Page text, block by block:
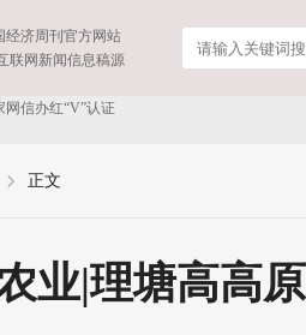
经济周刊官方网站
联网新闻信息稿源
网信办红“V”认证
正文
业|理塘高高